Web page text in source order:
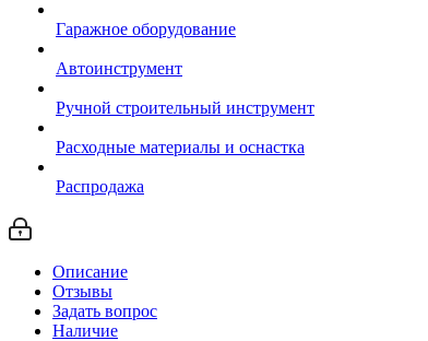
Гаражное оборудование
Автоинструмент
Ручной строительный инструмент
Расходные материалы и оснастка
Распродажа
Описание
Отзывы
Задать вопрос
Наличие